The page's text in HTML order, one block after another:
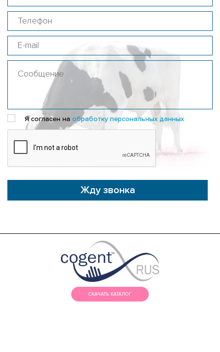
Я согласен на обработку персональных данных
Жду звонка
СКАЧАТЬ КАТАЛОГ